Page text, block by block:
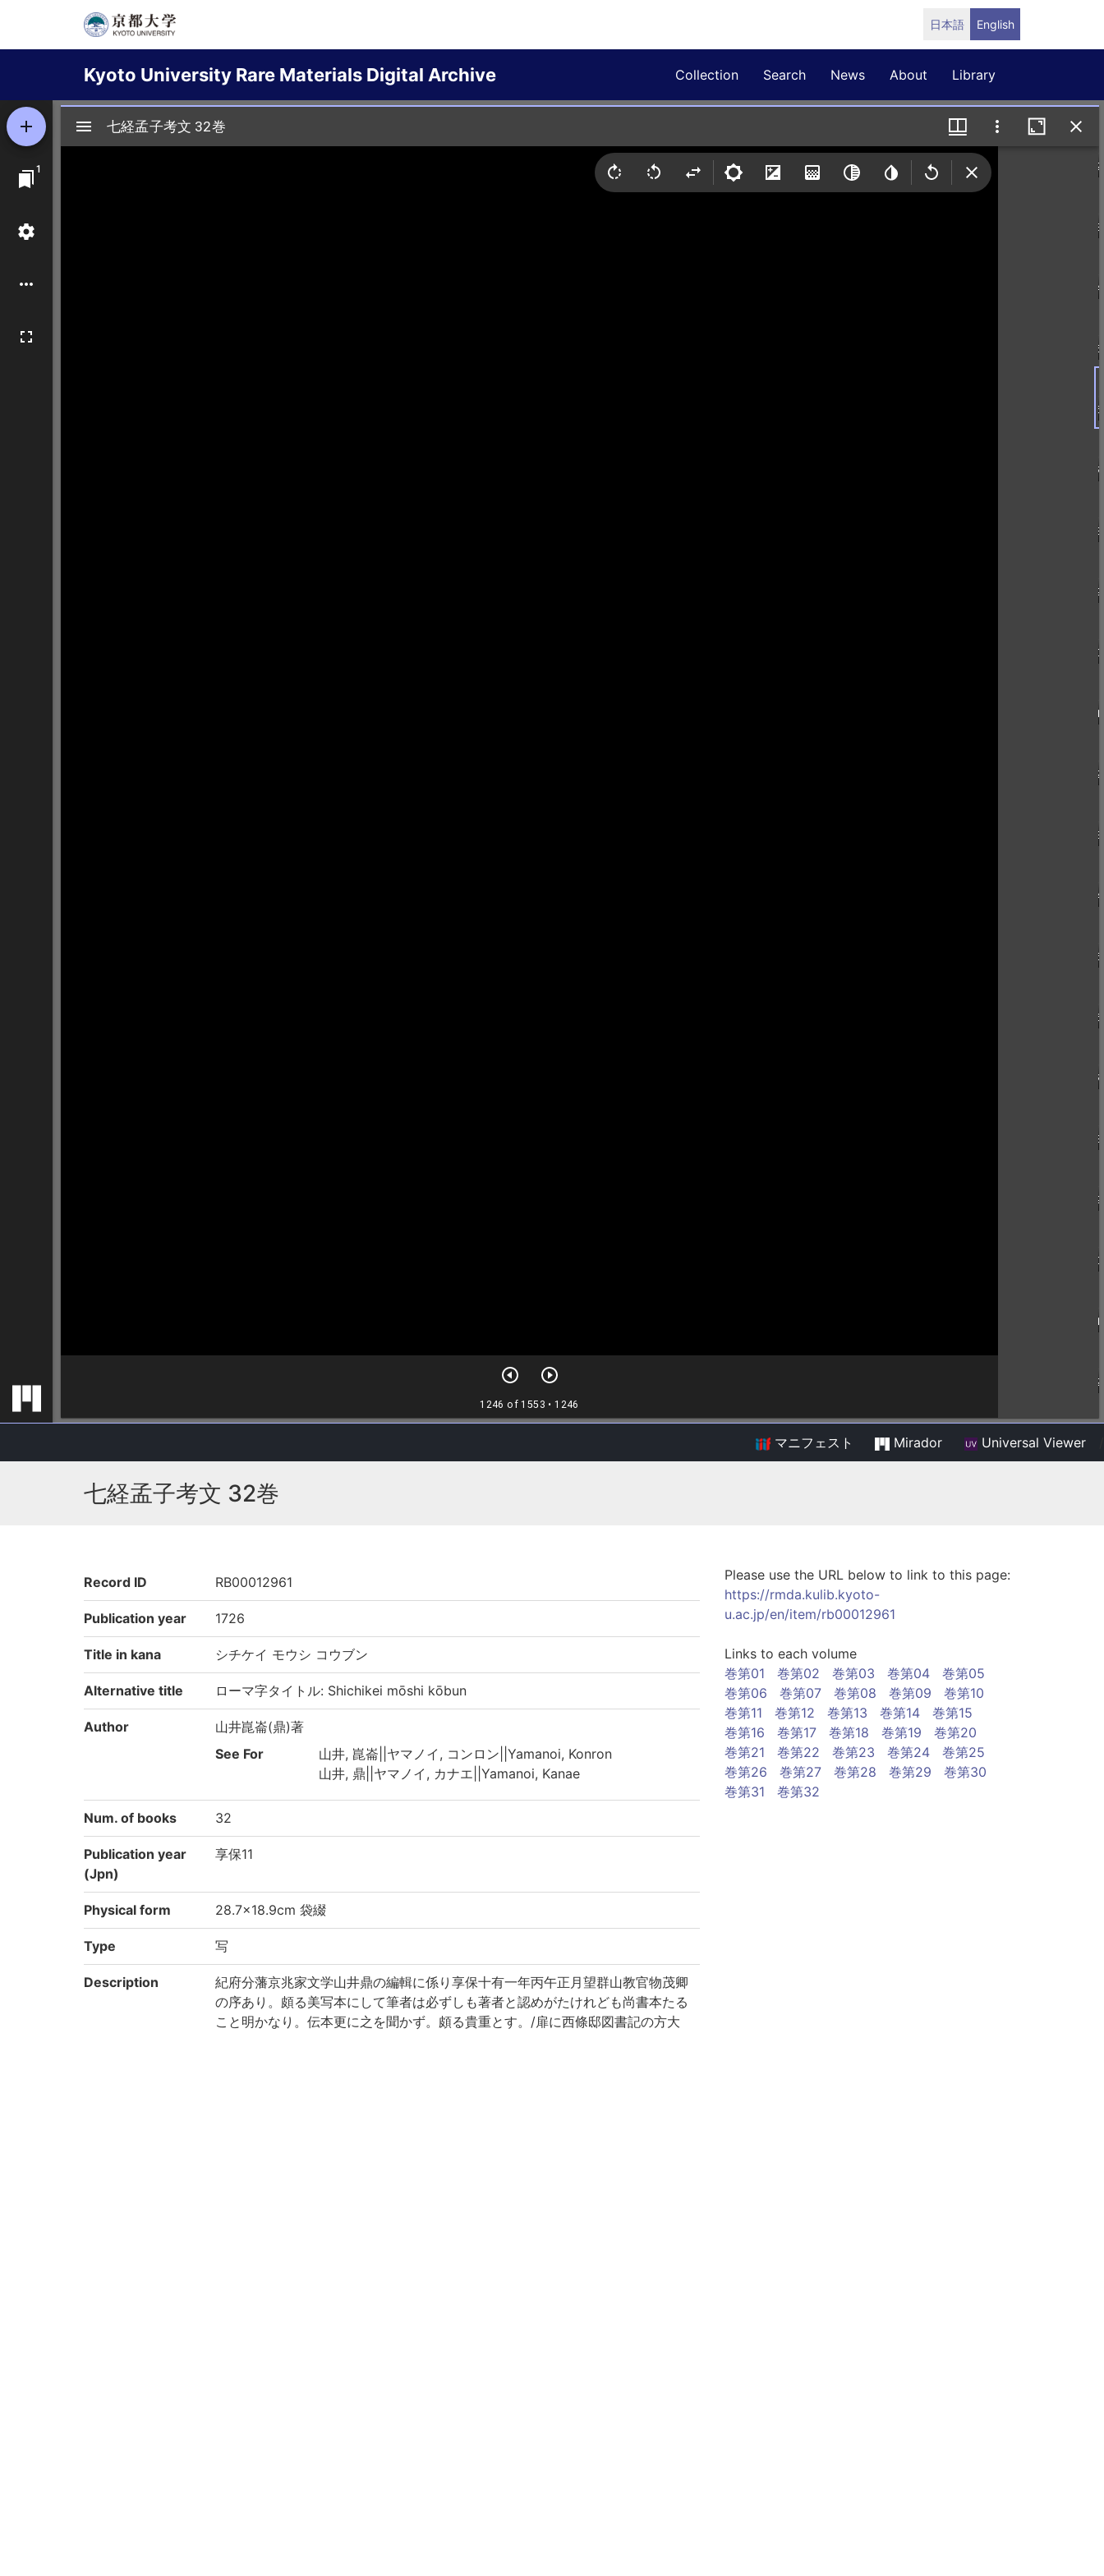
日本語 English
Kyoto University Rare Materials Digital Archive
navigation
Collection Search News About Library
マニフェスト Mirador Universal Viewer
七経孟子考文 32巻
Record ID RB00012961
Publication year 1726
Title in kana シチケイ モウシ コウブン
Alternative title ローマ字タイトル: Shichikei mōshi kōbun
Author
山井崑崙(鼎)著
See For
山井, 崑崙||ヤマノイ, コンロン||Yamanoi, Konron
山井, 鼎||ヤマノイ, カナエ||Yamanoi, Kanae
Num. of books 32
Publication year
(Jpn)
享保11
Physical form 28.7×18.9cm 袋綴
Type 写
Description
紀府分藩京兆家文学山井鼎の編輯に係り享保十有一年丙午正月望群山教官物茂卿
の序あり。頗る美写本にして筆者は必ずしも著者と認めがたけれども尚書本たる
こと明かなり。伝本更に之を聞かず。頗る貴重とす。/扉に西條邸図書記の方大
Please use the URL below to link to this page:
https://rmda.kulib.kyoto-
u.ac.jp/en/item/rb00012961
Links to each volume
巻第01
巻第02 巻第03 巻第04
巻第05
巻第06
巻第07 巻第08 巻第09
巻第10
巻第11
巻第12 巻第13 巻第14
巻第15
巻第16
巻第17 巻第18 巻第19
巻第20
巻第21
巻第22 巻第23 巻第24
巻第25
巻第26
巻第27 巻第28 巻第29
巻第30
巻第31
巻第32